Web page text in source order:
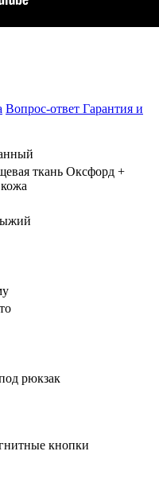
Вопрос-ответ Гарантия и
ткань Оксфорд +
рюкзак
кнопки